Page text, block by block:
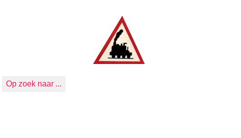
Op zoek naar ...